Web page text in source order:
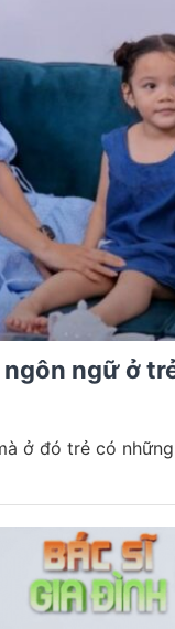
ngữ ở
ở đó trẻ có